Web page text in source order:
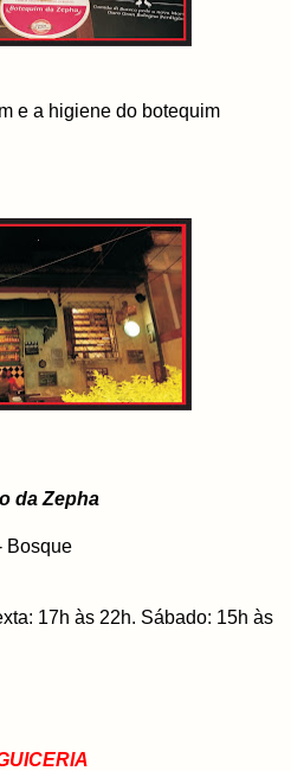
e a higiene do botequim
da Zepha
Bosque
17h às 22h. Sábado: 15h às